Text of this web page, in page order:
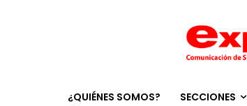
¿QUIÉNES SOMOS? SECCIONES